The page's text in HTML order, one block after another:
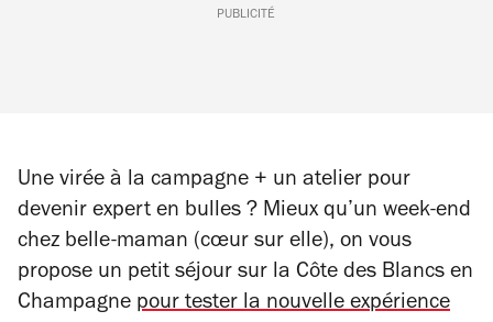
PUBLICITÉ
Une virée à la campagne + un atelier pour
devenir expert en bulles ? Mieux qu’un week-end
chez belle-maman (cœur sur elle), on vous
propose un petit séjour sur la Côte des Blancs en
Champagne pour tester la nouvelle expérience